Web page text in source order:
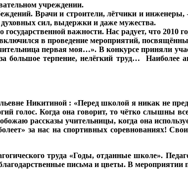
учреждении.
Врачи и строители, лётчики и инженеры,
духовных сил, выдержки и даже мужества.
государственной важности. Нас радует, что
в проведение мероприятий,
первая моя…». В конкурсе приняли
большое терпение, нелёгкий труд…
Никитиной : «Перед школой я никак не
голос. Когда она говорит, то чётко слышны
рассказы учительницы, когда она
за нас на спортивных соревнованиях!
труда «Годы, отданные школе».
письма и цветы. В мероприятии